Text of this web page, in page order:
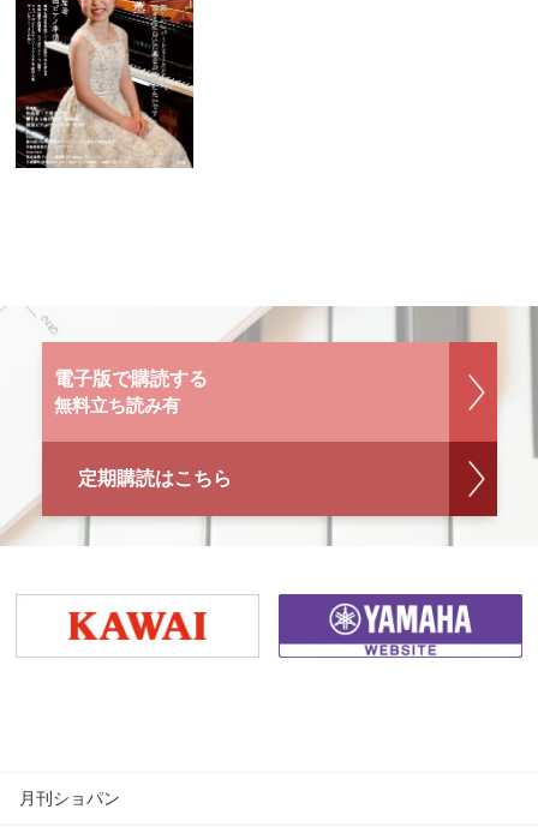
電子版で購読する
無料立ち読み有
定期購読はこちら
月刊ショパン